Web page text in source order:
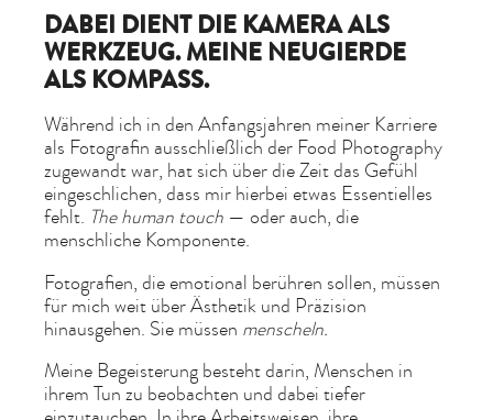
DABEI DIENT DIE KAMERA ALS
WERKZEUG. MEINE NEUGIERDE
ALS KOMPASS.
Während ich in den Anfangsjahren meiner Karriere
als Fotografin ausschließlich der Food Photography
zugewandt war, hat sich über die Zeit das Gefühl
eingeschlichen, dass mir hierbei etwas Essentielles
fehlt. The human touch — oder auch, die
menschliche Komponente.
Fotografien, die emotional berühren sollen, müssen
für mich weit über Ästhetik und Präzision
hinausgehen. Sie müssen menscheln.
Meine Begeisterung besteht darin, Menschen in
ihrem Tun zu beobachten und dabei tiefer